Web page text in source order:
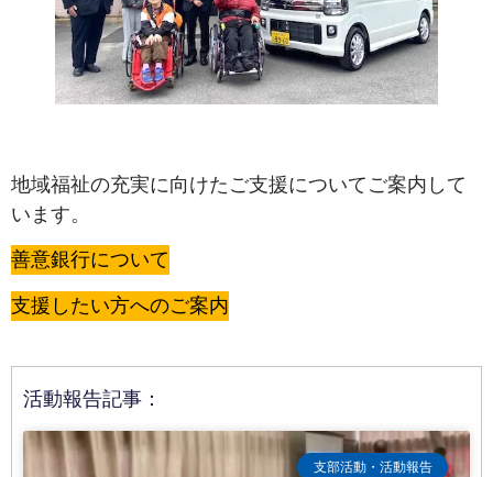
地域福祉の充実に向けたご支援についてご案内して
います。
善意銀行について
支援したい方へのご案内
活動報告記事：
支部活動・活動報告